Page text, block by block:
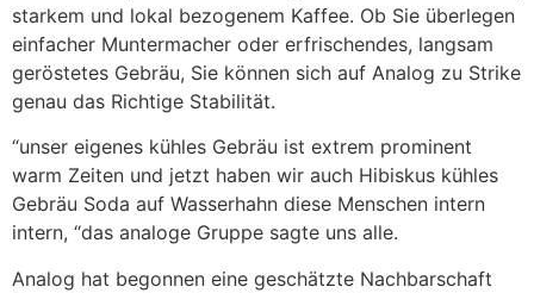
starkem und lokal bezogenem Kaffee. Ob Sie überlegen
einfacher Muntermacher oder erfrischendes, langsam
geröstetes Gebräu, Sie können sich auf Analog zu Strike
genau das Richtige Stabilität.
“unser eigenes kühles Gebräu ist extrem prominent
warm Zeiten und jetzt haben wir auch Hibiskus kühles
Gebräu Soda auf Wasserhahn diese Menschen intern
intern, “das analoge Gruppe sagte uns alle.
Analog hat begonnen eine geschätzte Nachbarschaft